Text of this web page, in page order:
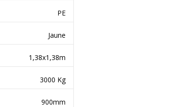
PE
Jaune
1,38x1,38m
3000 Kg
900mm